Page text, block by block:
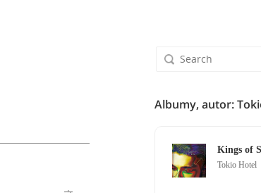
Albumy, autor:
Kings of
Tokio Hotel